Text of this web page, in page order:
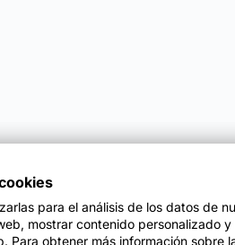
para el análisis de los datos de
mostrar contenido personalizado
Para obtener más información sobre